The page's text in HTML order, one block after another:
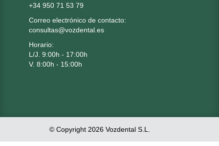
+34 950 71 53 79
Correo electrónico de contacto:
consultas@vozdental.es
Horario:
L/J. 9:00h - 17:00h
V. 8:00h - 15:00h
© Copyright 2026 Vozdental S.L.